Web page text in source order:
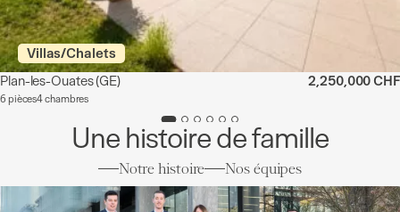
Villas/Chalets
Plan-les-Ouates(GE)
6 pièces4 chambres
2,250,000 CHF
Une histoire de famille
Notre histoire Nos équipes